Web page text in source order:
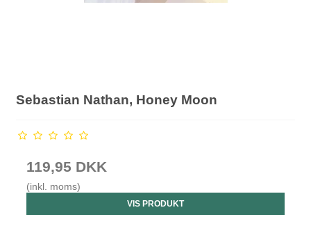
Sebastian Nathan, Honey Moon
119,95 DKK
(inkl. moms)
VIS PRODUKT